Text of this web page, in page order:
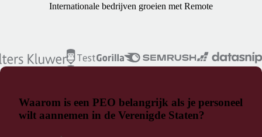
Internationale bedrijven groeien met Remote
Waarom is een PEO belangrijk als je personeel
wilt aannemen in de Verenigde Staten?